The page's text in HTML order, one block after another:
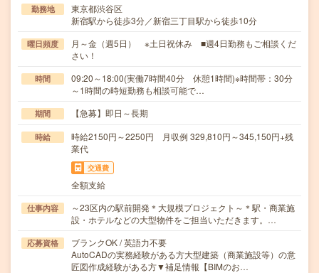
勤務地
東京都渋谷区
新宿駅から徒歩3分／新宿三丁目駅から徒歩10分
曜日頻度
月～金（週5日） ※土日祝休み ■週4日勤務もご相談くだ
さい！
時間
09:20～18:00(実働7時間40分 休憩1時間)※時間帯：30分
～1時間の時短勤務も相談可能で…
期間 【急募】即日～長期
時給
時給2150円～2250円 月収例 329,810円～345,150円+残
業代
交通費
全額支給
仕事内容
～23区内の駅前開発＊大規模プロジェクト～＊駅・商業施
設・ホテルなどの大型物件をご担当いただきます。…
応募資格
ブランクOK / 英語力不要
AutoCADの実務経験がある方大型建築（商業施設等）の意
匠図作成経験がある方▼補足情報【BIMのお…